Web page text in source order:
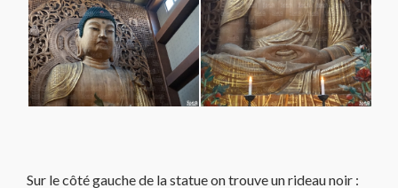
Sur le côté gauche de la statue on trouve un rideau noir :